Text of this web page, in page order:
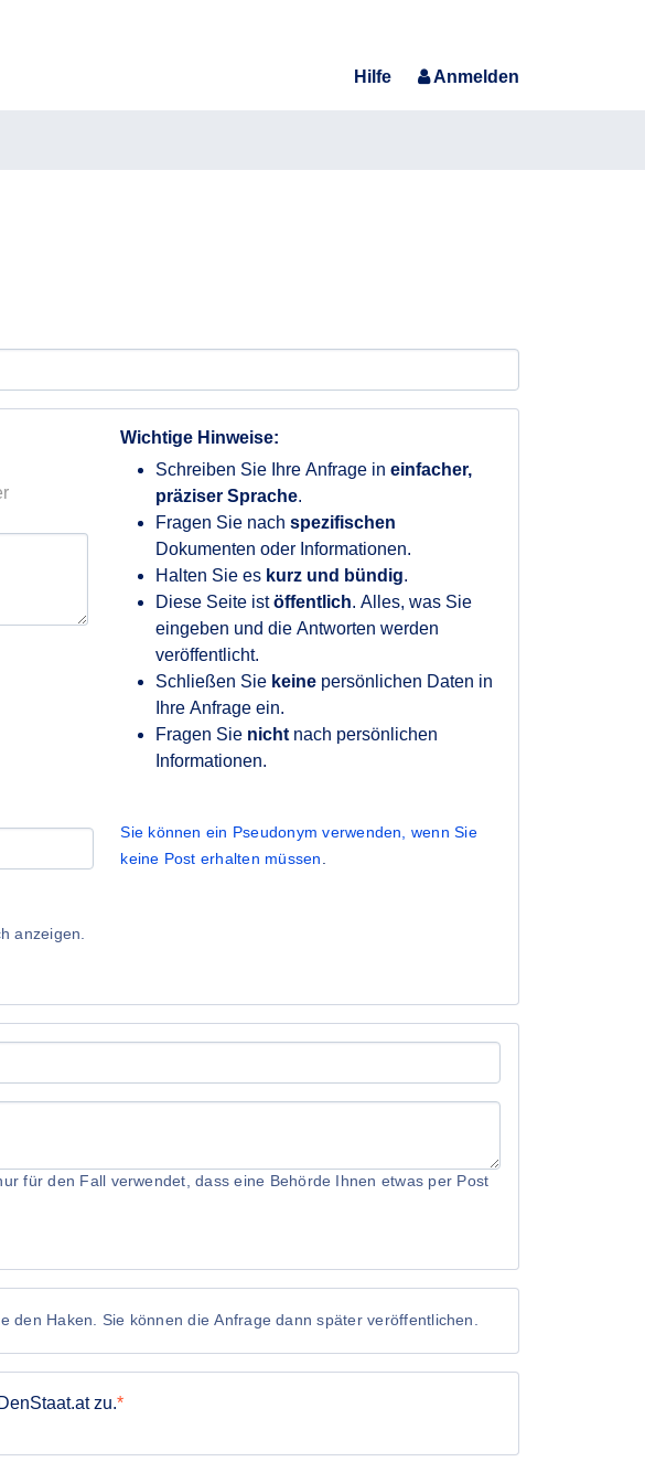
Hilfe
Anmelden
Wichtige Hinweise:
Schreiben Sie Ihre Anfrage ineinfacher,
präziser Sprache.
Fragen Sie nachspezifischen
Dokumenten oder Informationen.
Halten Sie es kurz und bündig.
Diese Seite istöffentlich. Alles, was Sie
eingeben und die Antworten werden
veröffentlicht.
Schließen Sie keine persönlichen Daten in
Ihre Anfrage ein.
Fragen Sie nicht nach persönlichen
Informationen.
Sie können ein Pseudonym verwenden, wenn Sie
keine Post erhalten müssen
anzeigen.
für den Fall verwendet, dass eine Behörde Ihnen etwas per Post
Haken. Sie können die Anfrage dann später veröffentlichen.
zu.